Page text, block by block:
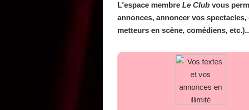
L'espace membre Le Club vous
annonces, annoncer vos
metteurs en scène, comédiens,